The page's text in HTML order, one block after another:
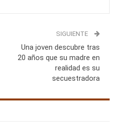
SIGUIENTE
Una joven descubre tras
20 años que su madre en
realidad es su
secuestradora